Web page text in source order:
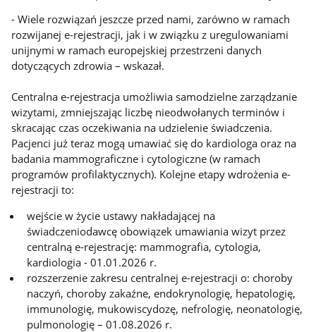
- Wiele rozwiązań jeszcze przed nami, zarówno w ramach
rozwijanej e-rejestracji, jak i w związku z uregulowaniami
unijnymi w ramach europejskiej przestrzeni danych
dotyczących zdrowia – wskazał.
Centralna e-rejestracja umożliwia samodzielne zarządzanie
wizytami, zmniejszając liczbę nieodwołanych terminów i
skracając czas oczekiwania na udzielenie świadczenia.
Pacjenci już teraz mogą umawiać się do kardiologa oraz na
badania mammograficzne i cytologiczne (w ramach
programów profilaktycznych). Kolejne etapy wdrożenia e-
rejestracji to:
wejście w życie ustawy nakładającej na
świadczeniodawcę obowiązek umawiania wizyt przez
centralną e-rejestrację: mammografia, cytologia,
kardiologia - 01.01.2026 r.
rozszerzenie zakresu centralnej e-rejestracji o: choroby
naczyń, choroby zakaźne, endokrynologię, hepatologię,
immunologię, mukowiscydozę, nefrologię, neonatologię,
pulmonologię – 01.08.2026 r.